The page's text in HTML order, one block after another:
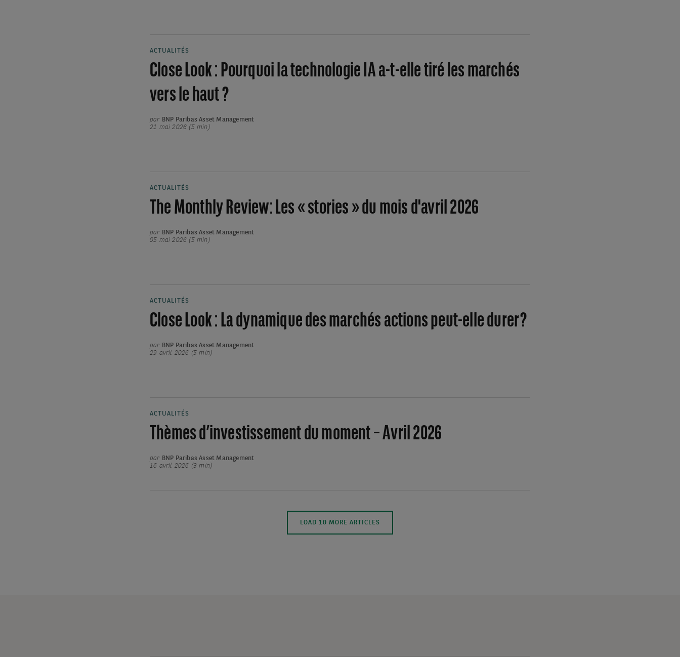
ACTUALITÉS
Close Look : Pourquoi la technologie IA a-t-elle tiré les marchés
vers le haut ?
par BNP Paribas Asset Management
21 mai 2026 (5 min)
ACTUALITÉS
The Monthly Review: Les « stories » du mois d'avril 2026
par BNP Paribas Asset Management
05 mai 2026 (5 min)
ACTUALITÉS
Close Look : La dynamique des marchés actions peut-elle durer ?
par BNP Paribas Asset Management
29 avril 2026 (5 min)
ACTUALITÉS
Thèmes d’investissement du moment – Avril 2026
par BNP Paribas Asset Management
16 avril 2026 (3 min)
LOAD 10 MORE ARTICLES